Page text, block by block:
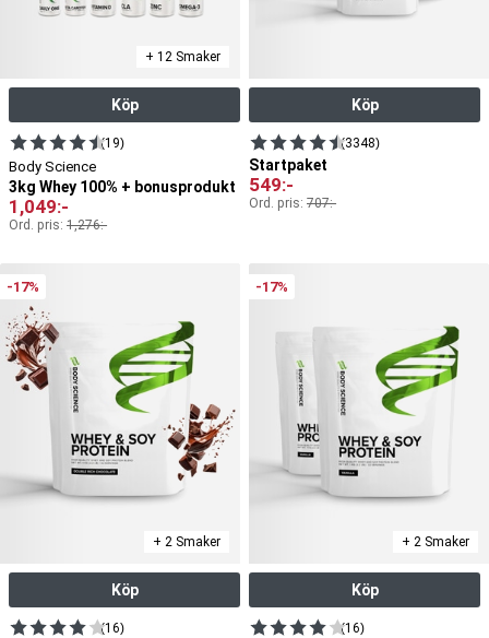
+ 12 Smaker
Köp
(19)
Body Science
3kg Whey 100% + bonusprodukt
1,049:-
Ord. pris: 1,276:-
Köp
(3348)
Startpaket
549:-
Ord. pris: 707:-
-17%
+ 2 Smaker
Köp
(16)
-17%
+ 2 Smaker
Köp
(16)